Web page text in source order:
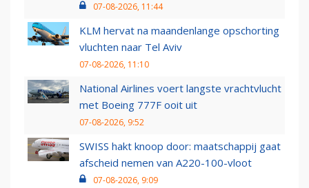
07-08-2026, 11:44
KLM hervat na maandenlange opschorting
vluchten naar Tel Aviv
07-08-2026, 11:10
National Airlines voert langste vrachtvlucht
met Boeing 777F ooit uit
07-08-2026, 9:52
SWISS hakt knoop door: maatschappij gaat
afscheid nemen van A220-100-vloot
07-08-2026, 9:09